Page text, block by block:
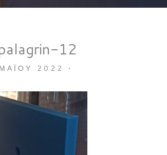
12
2022 •